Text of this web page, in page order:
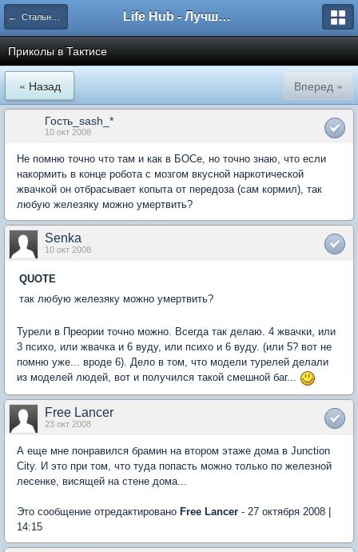
← Стальные братья Life Hub - Лучшие компьютерные игры мира
Приколы в Тактисе
« Назад Вперед »
Гость_sash_*
10 окт 2008
Не помню точно что там и как в БОСе, но точно знаю, что если
накормить в конце робота с мозгом вкусной наркотической
жвачкой он отбрасывает копыта от передоза (сам кормил), так
любую железяку можно умертвить?
Senka
10 окт 2008
QUOTE
так любую железяку можно умертвить?
Турели в Преории точно можно. Всегда так делаю. 4 жвачки, или
3 психо, или жвачка и 6 вуду, или психо и 6 вуду. (или 5? вот не
помню уже... вроде 6). Дело в том, что модели турелей делали
из моделей людей, вот и получился такой смешной баг...
Free Lancer
23 окт 2008
А еще мне понравился брамин на втором этаже дома в Junction
City. И это при том, что туда попасть можно только по железной
лесенке, висящей на стене дома...
Это сообщение отредактировано Free Lancer - 27 октября 2008 |
14:15